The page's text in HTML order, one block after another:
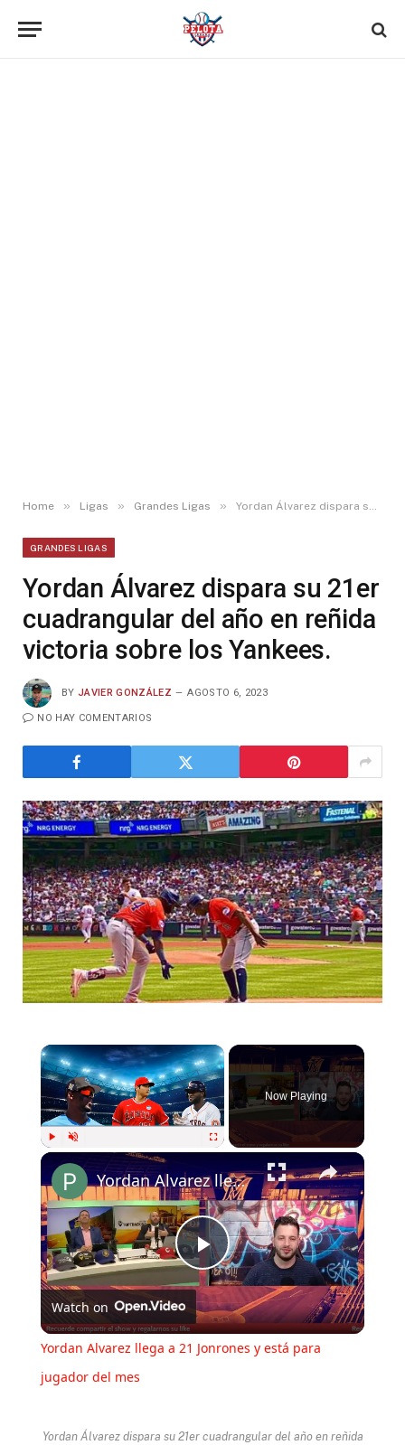
Home » Ligas » Grandes Ligas » Yordan Álvarez dispara su 21er cuadrangular del año en reñida victoria sobre los Yankees.
GRANDES LIGAS
Yordan Álvarez dispara su 21er
cuadrangular del año en reñida
victoria sobre los Yankees.
BY JAVIER GONZÁLEZ AGOSTO 6, 2023
NO HAY COMENTARIOS
Now Playing
Play
Video
Yordan Alvarez llega a 21 Jonrones y está para jugador del mes
Watch on
Yordan Alvarez llega a 21 Jonrones y está para
jugador del mes
Yordan Álvarez dispara su 21er cuadrangular del año en reñida